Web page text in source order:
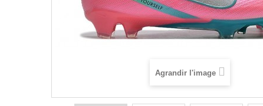
Agrandir l'image